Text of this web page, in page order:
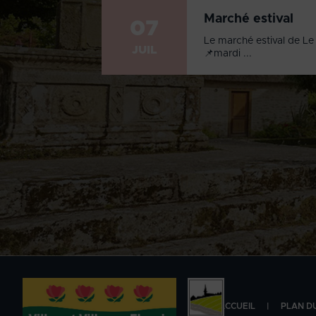
Marché estival
Le marché estival de
📌mardi ...
ACCUEIL PLAN